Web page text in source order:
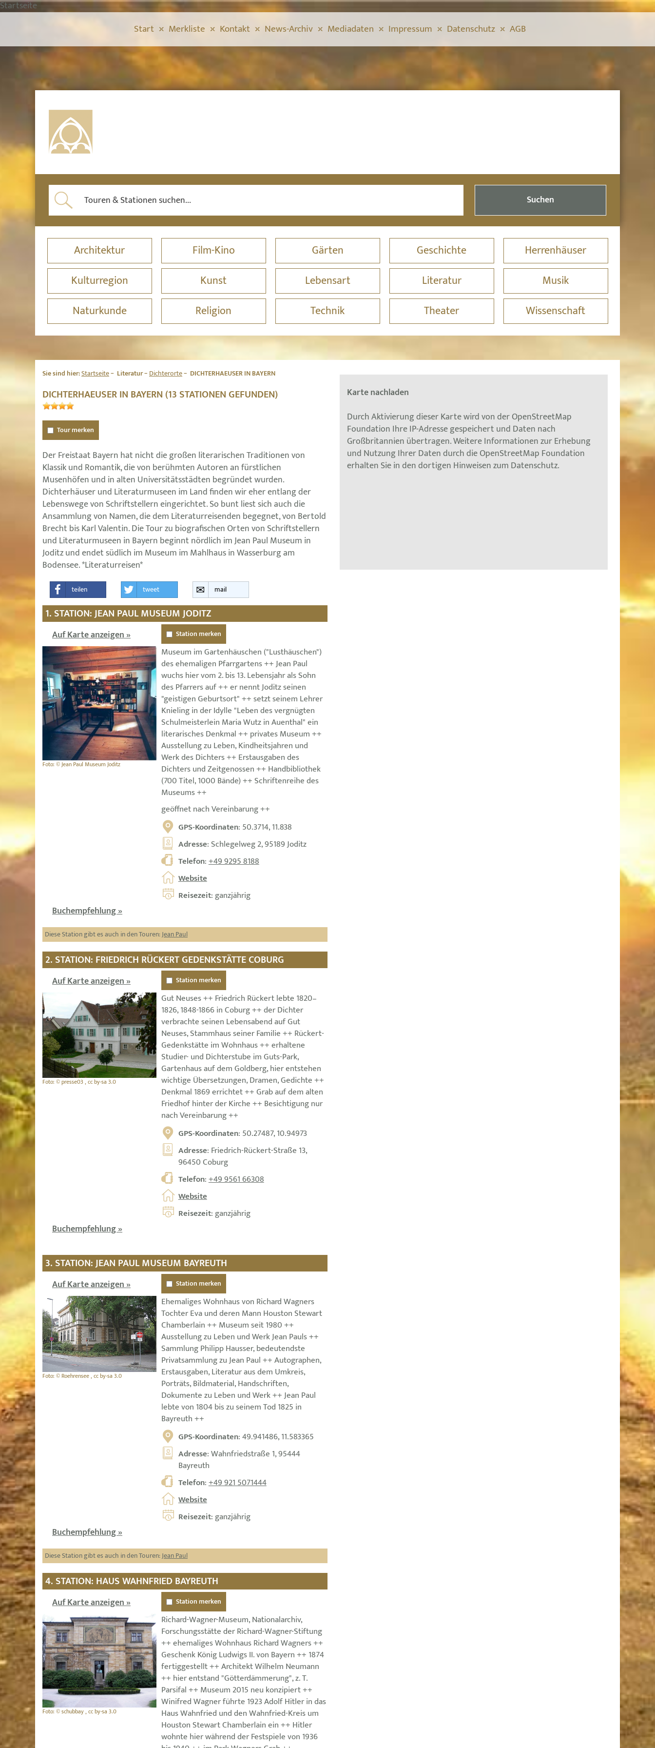
Startseite
Start Merkliste Kontakt News-Archiv Mediadaten Impressum Datenschutz AGB
Suchen
Architektur Film-Kino Gärten Geschichte
Herrenhäuser
Kulturregion
Kunst Lebensart Literatur
Musik
Naturkunde
Religion Technik Theater Wissenschaft
Sie sind hier:Startseite Literatur Dichterorte DICHTERHAEUSER IN BAYERN
DICHTERHAEUSER IN BAYERN (13 STATIONEN GEFUNDEN)
Tour merken
Der Freistaat Bayern hat nicht die großen literarischen Traditionen von
Klassik und Romantik, die von berühmten Autoren an fürstlichen
Musenhöfen und in alten Universitätsstädten begründet wurden.
Dichterhäuser und Literaturmuseen im Land finden wir eher entlang der
Lebenswege von Schriftstellern eingerichtet. So bunt liest sich auch die
Ansammlung von Namen, die dem Literaturreisenden begegnet, von Bertold
Brecht bis Karl Valentin. Die Tour zu biografischen Orten von Schriftstellern
und Literaturmuseen in Bayern beginnt nördlich im Jean Paul Museum in
Joditz und endet südlich im Museum im Mahlhaus in Wasserburg am
Bodensee. *Literaturreisen*
teilen tweet mail
1. STATION: JEAN PAUL MUSEUM JODITZ
Auf Karte anzeigen »
Foto: © Jean Paul Museum Joditz
Station merken
Museum im Gartenhäuschen ("Lusthäuschen")
des ehemaligen Pfarrgartens ++ Jean Paul
wuchs hier vom 2. bis 13. Lebensjahr als Sohn
des Pfarrers auf ++ er nennt Joditz seinen
"geistigen Geburtsort" ++ setzt seinem Lehrer
Knieling in der Idylle "Leben des vergnügten
Schulmeisterlein Maria Wutz in Auenthal" ein
literarisches Denkmal ++ privates Museum ++
Ausstellung zu Leben, Kindheitsjahren und
Werk des Dichters ++ Erstausgaben des
Dichters und Zeitgenossen ++ Handbibliothek
(700 Titel, 1000 Bände) ++ Schriftenreihe des
Museums ++
geöffnet nach Vereinbarung ++
GPS-Koordinaten: 50.3714, 11.838
Adresse: Schlegelweg 2, 95189 Joditz
Telefon:+49 9295 8188
Website
Reisezeit: ganzjährig
Buchempfehlung »
Diese Station gibt es auch in den Touren:Jean Paul
2. STATION: FRIEDRICH RÜCKERT GEDENKSTÄTTE COBURG
Auf Karte anzeigen »
Foto: © presse03 , cc by-sa 3.0
Station merken
Gut Neuses ++ Friedrich Rückert lebte 1820–
1826, 1848-1866 in Coburg ++ der Dichter
verbrachte seinen Lebensabend auf Gut
Neuses, Stammhaus seiner Familie ++ Rückert-
Gedenkstätte im Wohnhaus ++ erhaltene
Studier- und Dichterstube im Guts-Park,
Gartenhaus auf dem Goldberg, hier entstehen
wichtige Übersetzungen, Dramen, Gedichte ++
Denkmal 1869 errichtet ++ Grab auf dem alten
Friedhof hinter der Kirche ++ Besichtigung nur
nach Vereinbarung ++
GPS-Koordinaten: 50.27487, 10.94973
Adresse: Friedrich-Rückert-Straße 13,
96450 Coburg
Telefon:+49 9561 66308
Website
Reisezeit: ganzjährig
Buchempfehlung »
3. STATION: JEAN PAUL MUSEUM BAYREUTH
Auf Karte anzeigen »
Foto: © Roehrensee , cc by-sa 3.0
Station merken
Ehemaliges Wohnhaus von Richard Wagners
Tochter Eva und deren Mann Houston Stewart
Chamberlain ++ Museum seit 1980 ++
Ausstellung zu Leben und Werk Jean Pauls ++
Sammlung Philipp Hausser, bedeutendste
Privatsammlung zu Jean Paul ++ Autographen,
Erstausgaben, Literatur aus dem Umkreis,
Porträts, Bildmaterial, Handschriften,
Dokumente zu Leben und Werk ++ Jean Paul
lebte von 1804 bis zu seinem Tod 1825 in
Bayreuth ++
GPS-Koordinaten: 49.941486, 11.583365
Adresse: Wahnfriedstraße 1, 95444
Bayreuth
Telefon:+49 921 5071444
Website
Reisezeit: ganzjährig
Buchempfehlung »
Diese Station gibt es auch in den Touren:Jean Paul
4. STATION: HAUS WAHNFRIED BAYREUTH
Auf Karte anzeigen »
Foto: © schubbay , cc by-sa 3.0
Station merken
Richard-Wagner-Museum, Nationalarchiv,
Forschungsstätte der Richard-Wagner-Stiftung
++ ehemaliges Wohnhaus Richard Wagners ++
Geschenk König Ludwigs II. von Bayern ++ 1874
fertiggestellt ++ Architekt Wilhelm Neumann
++ hier entstand "Götterdämmerung", z. T.
Parsifal ++ Museum 2015 neu konzipiert ++
Winifred Wagner führte 1923 Adolf Hitler in das
Haus Wahnfried und den Wahnfried-Kreis um
Houston Stewart Chamberlain ein ++ Hitler
wohnte hier während der Festspiele von 1936
Karte nachladen
Durch Aktivierung dieser Karte wird von der OpenStreetMap
Foundation Ihre IP-Adresse gespeichert und Daten nach
Großbritannien übertragen. Weitere Informationen zur Erhebung
und Nutzung Ihrer Daten durch die OpenStreetMap Foundation
erhalten Sie in den dortigen Hinweisen zum Datenschutz.